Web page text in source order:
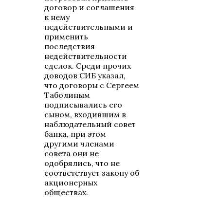
договор и соглашения
к нему
недействительными и
применить
последствия
недействительности
сделок. Среди прочих
доводов СИБ указал,
что договоры с Сергеем
Таболиным
подписывались его
сыном, входившим в
наблюдательный совет
банка, при этом
другими членами
совета они не
одобрялись, что не
соответствует закону об
акционерных
обществах.